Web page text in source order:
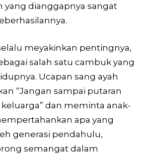
yang dianggapnya sangat
meyakinkan pentingnya,
salah satu cambuk yang
Ucapan sang ayah
“Jangan sampai putaran
dan meminta anak-
apa yang
generasi pendahulu,
semangat dalam